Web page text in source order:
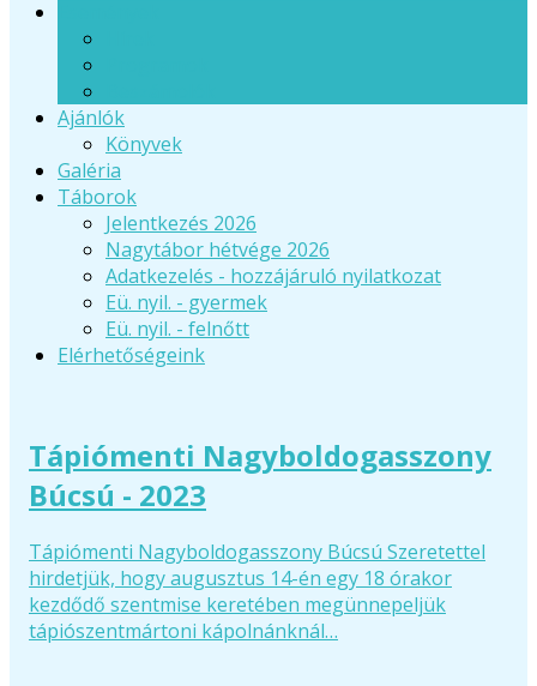
Ajánlók
Könyvek
Galéria
Táborok
Jelentkezés 2026
Nagytábor hétvége 2026
Adatkezelés - hozzájáruló nyilatkozat
Eü. nyil. - gyermek
Eü. nyil. - felnőtt
Elérhetőségeink
Tápiómenti Nagyboldogasszony
Búcsú - 2023
Tápiómenti Nagyboldogasszony Búcsú Szeretettel
hirdetjük, hogy augusztus 14-én egy 18 órakor
kezdődő szentmise keretében megünnepeljük
tápiószentmártoni kápolnánknál…